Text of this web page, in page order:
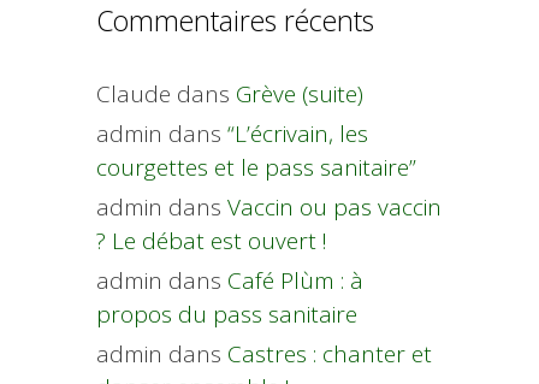
Commentaires récents
Claude dans Grève (suite)
admin dans “L’écrivain, les
courgettes et le pass sanitaire”
admin dans Vaccin ou pas vaccin
? Le débat est ouvert !
admin dans Café Plùm : à
propos du pass sanitaire
admin dans Castres : chanter et